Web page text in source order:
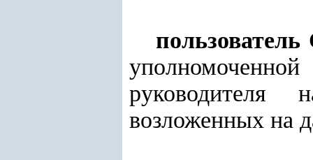
руководителя
возложенных на